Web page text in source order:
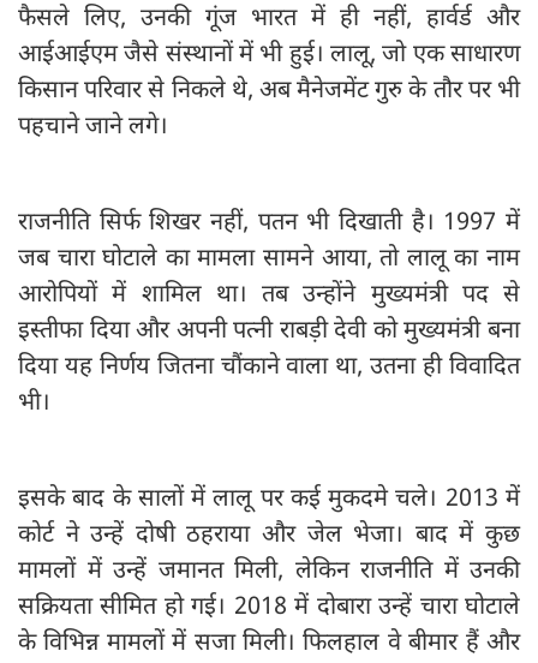
फैसले लिए, उनकी गूंज भारत में ही नहीं, हार्वर्ड और
आईआईएम जैसे संस्थानों में भी हुई। लालू, जो एक साधारण
किसान परिवार से निकले थे, अब मैनेजमेंट गुरु के तौर पर भी
पहचाने जाने लगे।
राजनीति सिर्फ शिखर नहीं, पतन भी दिखाती है। 1997 में
जब चारा घोटाले का मामला सामने आया, तो लालू का नाम
आरोपियों में शामिल था। तब उन्होंने मुख्यमंत्री पद से
इस्तीफा दिया और अपनी पत्नी राबड़ी देवी को मुख्यमंत्री बना
दिया यह निर्णय जितना चौंकाने वाला था, उतना ही विवादित
भी।
इसके बाद के सालों में लालू पर कई मुकदमे चले। 2013 में
कोर्ट ने उन्हें दोषी ठहराया और जेल भेजा। बाद में कुछ
मामलों में उन्हें जमानत मिली, लेकिन राजनीति में उनकी
सक्रियता सीमित हो गई। 2018 में दोबारा उन्हें चारा घोटाले
के विभिन्न मामलों में सजा मिली। फिलहाल वे बीमार हैं और